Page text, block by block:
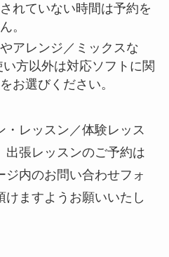
れていない時間は予約を
。
アレンジ／ミックスな
方以外は対応ソフトに関
お選びください。
・レッスン／体験レッス
出張レッスンのご予約は
ジ内のお問い合わせフォ
けますようお願いいたし